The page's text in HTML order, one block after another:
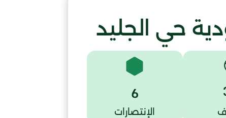
حي الجليد
6
الإنتصارات